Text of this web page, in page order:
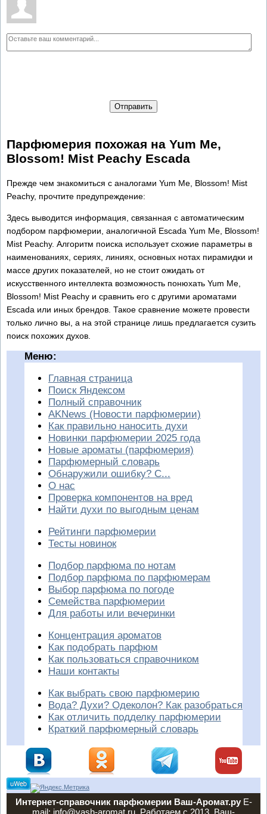
Отправить
Парфюмерия похожая на Yum Me,
Blossom! Mist Peachy Escada
Прежде чем знакомиться с аналогами Yum Me, Blossom! Mist
Peachy, прочтите предупреждение:
Здесь выводится информация, связанная с автоматическим
подбором парфюмерии, аналогичной Escada Yum Me, Blossom!
Mist Peachy. Алгоритм поиска использует схожие параметры в
наименованиях, сериях, линиях, основных нотах пирамидки и
массе других показателей, но не стоит ожидать от
искусственного интеллекта возможность понюхать Yum Me,
Blossom! Mist Peachy и сравнить его с другими ароматами
Escada или иных брендов. Такое сравнение можете провести
только лично вы, а на этой странице лишь предлагается сузить
поиск похожих духов.
Меню:
Главная страница
Поиск Яндексом
Полный справочник
AKNews (Новости парфюмерии)
Как правильно наносить духи
Новинки парфюмерии 2025 года
Новые ароматы (парфюмерия)
Парфюмерный словарь
Обнаружили ошибку? С...
О нас
Проверка компонентов на вред
Найти духи по выгодным ценам
Рейтинги парфюмерии
Тесты новинок
Подбор парфюма по нотам
Подбор парфюма по парфюмерам
Выбор парфюма по погоде
Семейства парфюмерии
Для работы или вечеринки
Концентрация ароматов
Как подобрать парфюм
Как пользоваться справочником
Наши контакты
Как выбрать свою парфюмерию
Вода? Духи? Одеколон? Как разобраться
Как отличить подделку парфюмерии
Краткий парфюмерный словарь
Интернет-справочник парфюмерии Ваш-Аромат.руE-
mail: info@vash-aromat.ru. Работаем с 2013. Ваш-